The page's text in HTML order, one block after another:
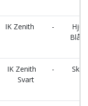
IK Zenith -
Blå
IK Zenith
Svart
-